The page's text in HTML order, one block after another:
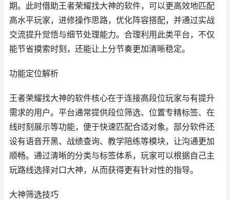
期。此时借助王者荣耀找大神的软件，可以更高效地匹配
高水平玩家，进修操作思路，优化阵容搭配，并通过实战
交流提升觉悟与细节处理能力。合理利用此类平台，不仅
能节省摸索时刻，还能让上分节奏更加清晰稳定。
功能定位解析
王者荣耀找大神的软件核心在于连接高段位玩家与有提升
需求的用户。平台通常提供段位筛选、位置专精标签、在
线时刻展示等功能，便于快速匹配合适对象。部分软件还
设有语音开黑、战绩查询、教学陪练等模块，让沟通更加
顺畅。通过清晰的分类与标签体系，玩家可以根据自己主
玩路线选择对口大神，从而获得更有针对性的指导。
大神筛选技巧